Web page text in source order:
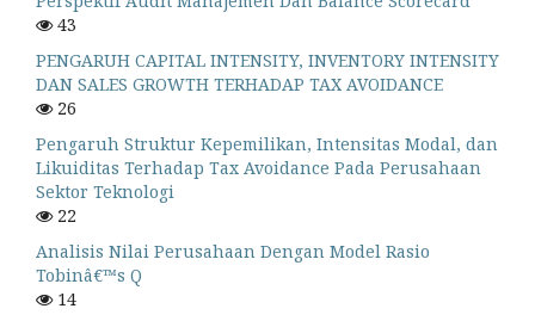
43
PENGARUH CAPITAL INTENSITY, INVENTORY INTENSITY
DAN SALES GROWTH TERHADAP TAX AVOIDANCE
26
Pengaruh Struktur Kepemilikan, Intensitas Modal, dan
Likuiditas Terhadap Tax Avoidance Pada Perusahaan
Sektor Teknologi
22
Analisis Nilai Perusahaan Dengan Model Rasio
Tobinâ€™s Q
14